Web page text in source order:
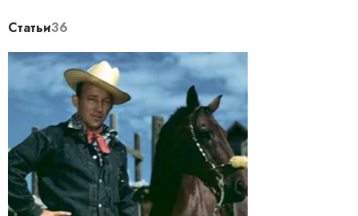
Статьи36